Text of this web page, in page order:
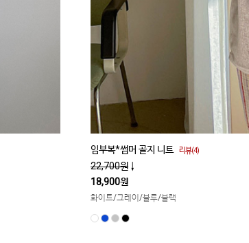
임부복*썸머 골지 니트 리뷰(4)
22,700원 ↓
18,900원
화이트/그레이/블루/블랙